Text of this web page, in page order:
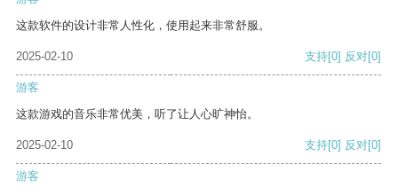
这款软件的设计非常人性化，使用起来非常舒服。
2025-02-10 支持[0] 反对[0]
游客
这款游戏的音乐非常优美，听了让人心旷神怡。
2025-02-10 支持[0] 反对[0]
游客